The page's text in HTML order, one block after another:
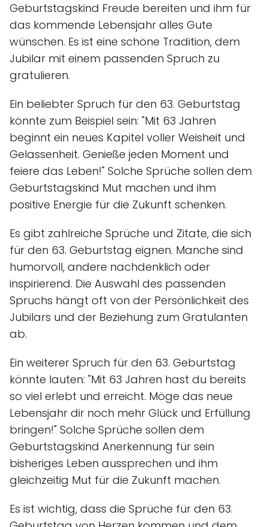
Geburtstagskind Freude bereiten und ihm für
das kommende Lebensjahr alles Gute
wünschen. Es ist eine schöne Tradition, dem
Jubilar mit einem passenden Spruch zu
gratulieren.
Ein beliebter Spruch für den 63. Geburtstag
könnte zum Beispiel sein: "Mit 63 Jahren
beginnt ein neues Kapitel voller Weisheit und
Gelassenheit. Genieße jeden Moment und
feiere das Leben!" Solche Sprüche sollen dem
Geburtstagskind Mut machen und ihm
positive Energie für die Zukunft schenken.
Es gibt zahlreiche Sprüche und Zitate, die sich
für den 63. Geburtstag eignen. Manche sind
humorvoll, andere nachdenklich oder
inspirierend. Die Auswahl des passenden
Spruchs hängt oft von der Persönlichkeit des
Jubilars und der Beziehung zum Gratulanten
ab.
Ein weiterer Spruch für den 63. Geburtstag
könnte lauten: "Mit 63 Jahren hast du bereits
so viel erlebt und erreicht. Möge das neue
Lebensjahr dir noch mehr Glück und Erfüllung
bringen!" Solche Sprüche sollen dem
Geburtstagskind Anerkennung für sein
bisheriges Leben aussprechen und ihm
gleichzeitig Mut für die Zukunft machen.
Es ist wichtig, dass die Sprüche für den 63.